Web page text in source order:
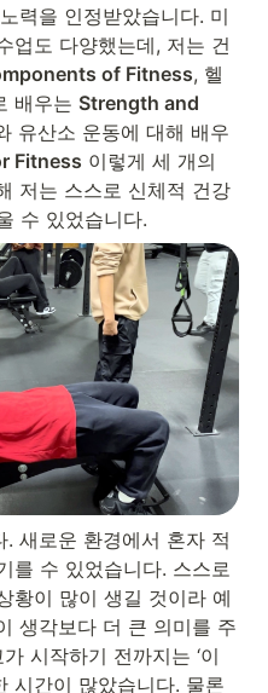
력을 인정받았습니다. 미
업도 다양했는데, 저는 건
of Fitness, 헬
배우는 Strength and
유산소 운동에 대해 배우
Fitness 이렇게 세 개의
저는 스스로 신체적 건강
수 있었습니다.
새로운 환경에서 혼자 적
를 수 있었습니다. 스스로
황이 많이 생길 것이라 예
생각보다 더 큰 의미를 주
시작하기 전까지는 ‘이
시간이 많았습니다. 물론